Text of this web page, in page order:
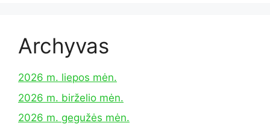
Archyvas
2026 m. liepos mėn.
2026 m. birželio mėn.
2026 m. gegužės mėn.